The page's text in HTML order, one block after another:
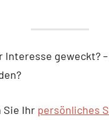
Interesse geweckt?
Sie Ihr persönliches